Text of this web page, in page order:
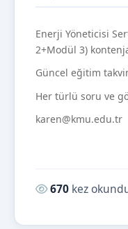
Enerji Yöneticisi
2+Modül 3)
Güncel eğitim
Her türlü soru ve
karen@kmu.edu.tr
Okunma sayısı:
670 kez